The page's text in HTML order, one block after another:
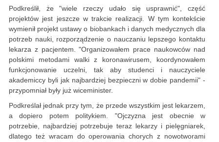
Podkreślił, że "wiele rzeczy udało się usprawnić", część
projektów jest jeszcze w trakcie realizacji. W tym kontekście
wymienił projekt ustawy o biobankach i danych medycznych dla
potrzeb nauki, rozporządzenie o nauczaniu lepszego kontaktu
lekarza z pacjentem. "Organizowałem prace naukowców nad
polskimi metodami walki z koronawirusem, koordynowałem
funkcjonowanie uczelni, tak aby studenci i nauczyciele
akademiccy byli jak najbardziej bezpieczni w dobie pandemii" -
przypomniał były już wiceminister.
Podkreślał jednak przy tym, że przede wszystkim jest lekarzem,
a dopiero potem politykiem. "Ojczyzna jest obecnie w
potrzebie, najbardziej potrzebuje teraz lekarzy i pielęgniarek,
dlatego też wracam do operowania chorych z nowotworami